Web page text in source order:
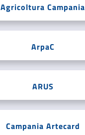
Agricoltura Campania
ArpaC
ARUS
Campania Artecard